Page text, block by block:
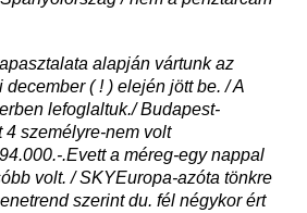
alapján vártunk az
( ! ) elején jött be. / A
lefoglaltuk./ Budapest-
személyre-nem volt
.Evett a méreg-egy nappal
volt. / SKYEuropa-azóta tönkre
szerint du. fél négykor ért